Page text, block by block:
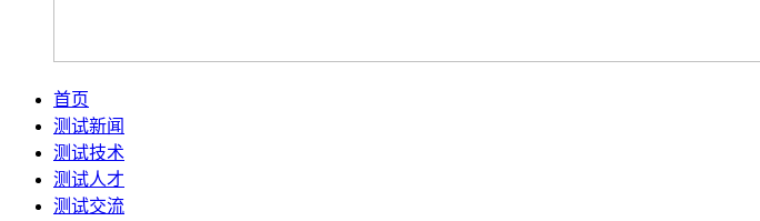
首页
测试新闻
测试技术
测试人才
测试交流